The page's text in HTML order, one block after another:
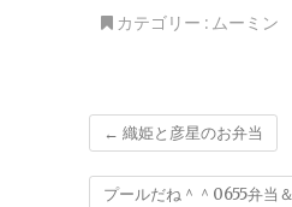
カテゴリー : ムーミン
← 織姫と彦星のお弁当
プールだね＾＾0655弁当